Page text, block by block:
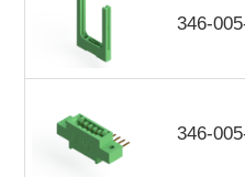
346-
346-